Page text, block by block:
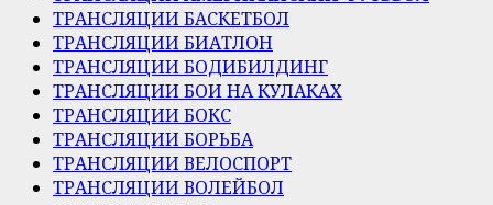
ТРАНСЛЯЦИИ БАСКЕТБОЛ
ТРАНСЛЯЦИИ БИАТЛОН
ТРАНСЛЯЦИИ БОДИБИЛДИНГ
ТРАНСЛЯЦИИ БОИ НА КУЛАКАХ
ТРАНСЛЯЦИИ БОКС
ТРАНСЛЯЦИИ БОРЬБА
ТРАНСЛЯЦИИ ВЕЛОСПОРТ
ТРАНСЛЯЦИИ ВОЛЕЙБОЛ